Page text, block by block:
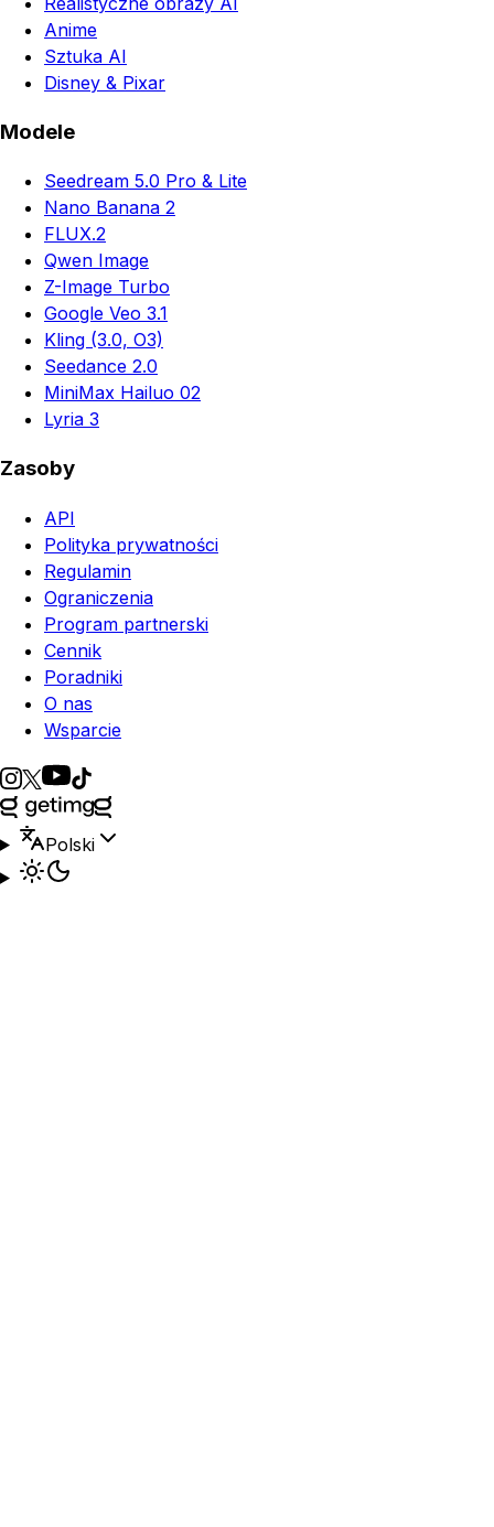
Anime
Sztuka AI
Disney & Pixar
Modele
Seedream 5.0 Pro & Lite
Nano Banana 2
FLUX.2
Qwen Image
Z-Image Turbo
Google Veo 3.1
Kling (3.0, O3)
Seedance 2.0
MiniMax Hailuo 02
Lyria 3
Zasoby
API
Polityka prywatności
Regulamin
Ograniczenia
Program partnerski
Cennik
Poradniki
O nas
Wsparcie
Polski